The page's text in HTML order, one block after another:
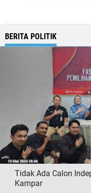
BERITA POLITIK
Tidak Ada Calon
Kampar